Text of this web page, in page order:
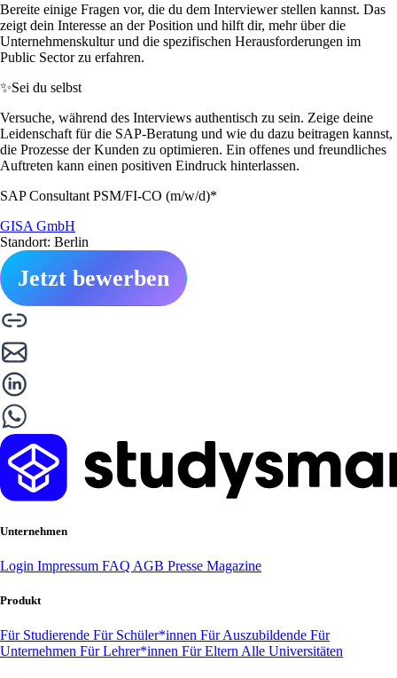
Bereite einige Fragen vor, die du dem Interviewer stellen kannst. Das
zeigt dein Interesse an der Position und hilft dir, mehr über die
Unternehmenskultur und die spezifischen Herausforderungen im
Public Sector zu erfahren.
✨Sei du selbst
Versuche, während des Interviews authentisch zu sein. Zeige deine
Leidenschaft für die SAP-Beratung und wie du dazu beitragen kannst,
die Prozesse der Kunden zu optimieren. Ein offenes und freundliches
Auftreten kann einen positiven Eindruck hinterlassen.
SAP Consultant PSM/FI-CO (m/w/d)*
GISA GmbH
Standort: Berlin
Jetzt bewerben
Unternehmen
Login Impressum FAQ AGB Presse Magazine
Produkt
Für Studierende Für Schüler*innen Für Auszubildende Für
Unternehmen Für Lehrer*innen Für Eltern Alle Universitäten